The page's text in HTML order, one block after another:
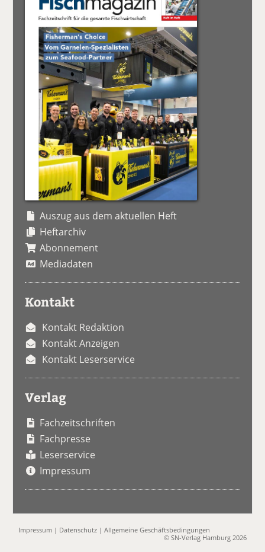
Auszug aus dem aktuellen Heft
Heftarchiv
Abonnement
Mediadaten
Kontakt
Kontakt Redaktion
Kontakt Anzeigen
Kontakt Leserservice
Verlag
Fachzeitschriften
Fachpresse
Leserservice
Impressum
Impressum | Datenschutz |Allgemeine Geschäftsbedingungen
© SN-Verlag Hamburg 2026